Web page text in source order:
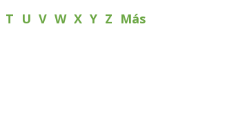
T U V W X Y Z Más